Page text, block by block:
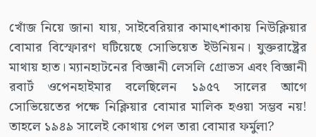
খোঁজ নিয়ে জানা যায়, সাইবেরিয়ার কামাৎশাকায় নিউক্লিয়ার
বোমার বিস্ফোরণ ঘটিয়েছে সোভিয়েত ইউনিয়ন। যুক্তরাষ্ট্রের
মাথায় হাত। ম্যানহাটনের বিজ্ঞানী লেসলি গ্রোভস এবং বিজ্ঞানী
রবার্ট ওপেনহাইমার বলেছিলেন ১৯৫৭ সালের আগে
সোভিয়েতের পক্ষে নিক্লিয়ার বোমার মালিক হওয়া সম্ভব নয়!
তাহলে ১৯৪৯ সালেই কোথায় পেল তারা বোমার ফর্মুলা?